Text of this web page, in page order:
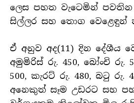
ලෙස පහත වැටෙමින්
සිල්ලර සහ තොග වෙළෙඳුන්
ඒ අනුව අද(11) දින දේශීය
අමුමිරිස් රු. 450, බෝංචි රු.
500, කැරට් රු. 480, බටු රු.
අනෙකුත් සෑම උඩරට සහ